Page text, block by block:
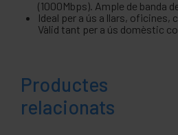
(1000Mbps). Ample de banda
Ideal per a ús a llars, oficines,
Vàlid tant per a ús domèstic
Productes
relacionats